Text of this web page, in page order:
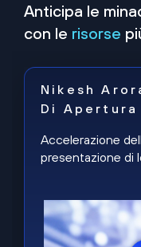
Anticipa le
con le risorse
Nikesh
Di Apertura
Accelerazione
presentazione di